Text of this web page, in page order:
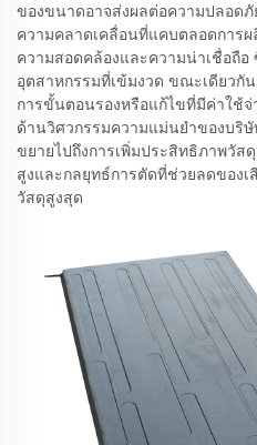
ของขนาดอาจส่งผลต่อความปลอด
ความคลาดเคลื่อนที่แคบตลอดการ
ความสอดคล้องและความน่าเชื่อถือ
อุตสาหกรรมที่เข้มงวด ขณะเดียวกั
การขั้นตอนรองหรือแก้ไขที่มีค่าใช้
ด้านวิศวกรรมความแม่นยำของบริ
ขยายไปถึงการเพิ่มประสิทธิภาพวัส
สูงและกลยุทธ์การตัดที่ช่วยลดของ
วัสดุสูงสุด